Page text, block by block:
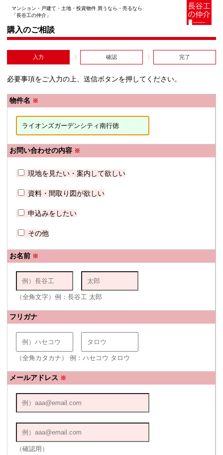
マンション・戸建て・土地・投資物件 買うなら・売るなら
「長谷工の仲介」
購入のご相談
入力 確認 完了
必要事項をご入力の上、送信ボタンを押してください。
物件名 ※
お問い合わせの内容 ※
現地を見たい・案内して欲しい
資料・間取り図が欲しい
申込みをしたい
その他
お名前 ※
（全角文字）例：長谷工 太郎
フリガナ
（全角カタカナ） 例：ハセコウ タロウ
メールアドレス ※
（確認用）